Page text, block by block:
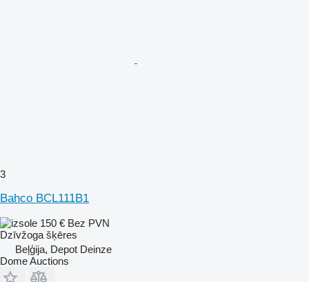
3
Bahco BCL111B1
150 € Bez PVN
Dzīvžoga šķēres
Beļģija, Depot Deinze
Dome Auctions